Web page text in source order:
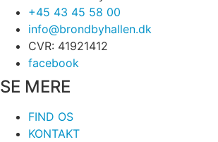
+45 43 45 58 00
info@brondbyhallen.dk
CVR: 41921412
facebook
SE MERE
FIND OS
KONTAKT